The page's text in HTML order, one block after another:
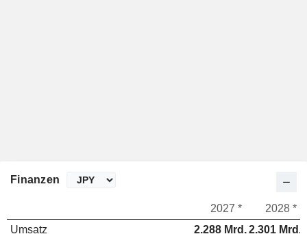
Finanzen
2027 *
2028 *
Umsatz
2.288 Mrd.2.301 Mrd.